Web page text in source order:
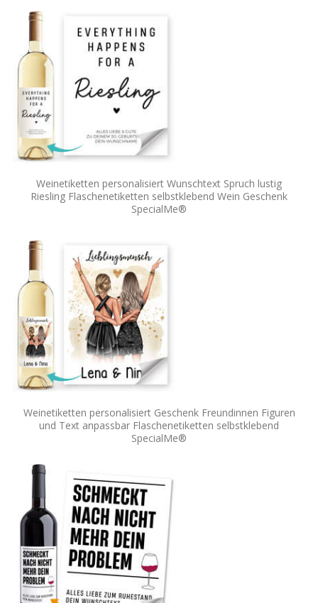
Weinetiketten personalisiert Wunschtext Spruch lustig
Riesling Flaschenetiketten selbstklebend Wein Geschenk
SpecialMe®
Weinetiketten personalisiert Geschenk Freundinnen Figuren
und Text anpassbar Flaschenetiketten selbstklebend
SpecialMe®